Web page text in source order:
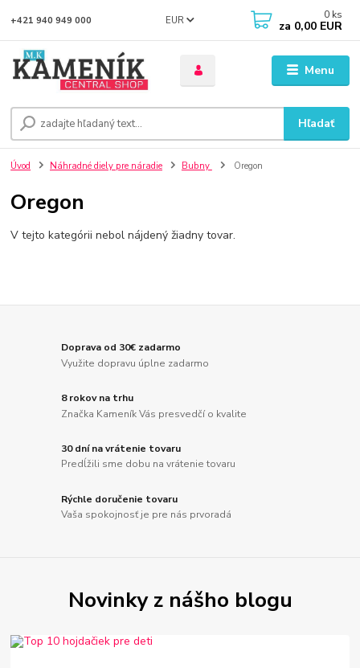
Menu
EUR
Hľadať
+421 940 949 000 0 ks
za 0,00 EUR
Úvod Náhradné diely pre náradie Bubny Oregon
Oregon
V tejto kategórii nebol nájdený žiadny tovar.
Doprava od 30€ zadarmo
Využite dopravu úplne zadarmo
8 rokov na trhu
Značka Kameník Vás presvedčí o kvalite
30 dní na vrátenie tovaru
Predĺžili sme dobu na vrátenie tovaru
Rýchle doručenie tovaru
Vaša spokojnosť je pre nás prvoradá
Novinky z nášho blogu